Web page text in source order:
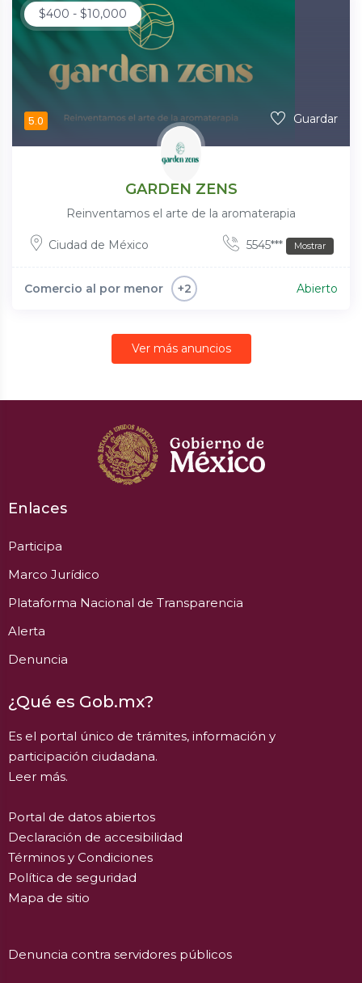
$400 - $10,000
5.0 Guardar
GARDEN ZENS
Reinventamos el arte de la aromaterapia
Ciudad de México 5545*** Mostrar
Comercio al por menor +2 Abierto
Ver más anuncios
Enlaces
Participa
Marco Jurídico
Plataforma Nacional de Transparencia
Alerta
Denuncia
¿Qué es Gob.mx?
Es el portal único de trámites, información y
participación ciudadana.
Leer más.
Portal de datos abiertos
Declaración de accesibilidad
Términos y Condiciones
Política de seguridad
Mapa de sitio
Denuncia contra servidores públicos